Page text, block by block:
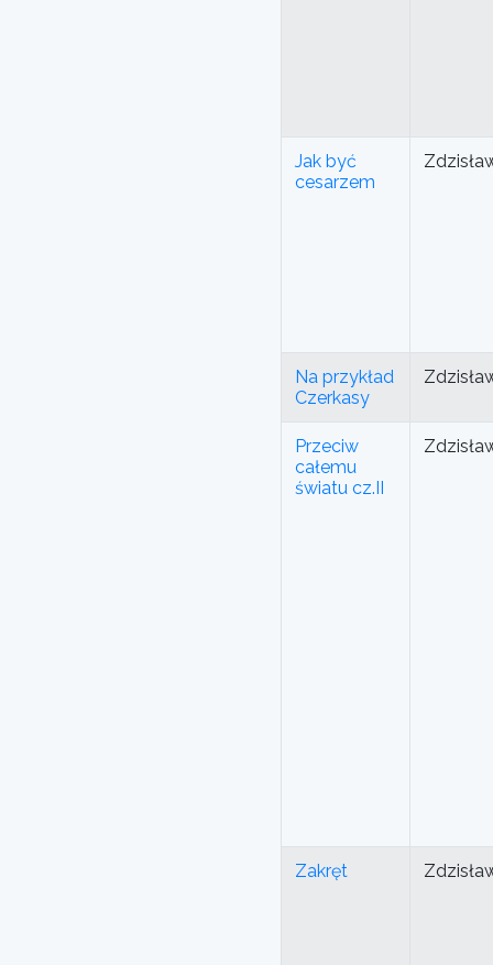
Jak być
cesarzem
Na przykład
Czerkasy
Przeciw
całemu
światu cz.II
Zakręt